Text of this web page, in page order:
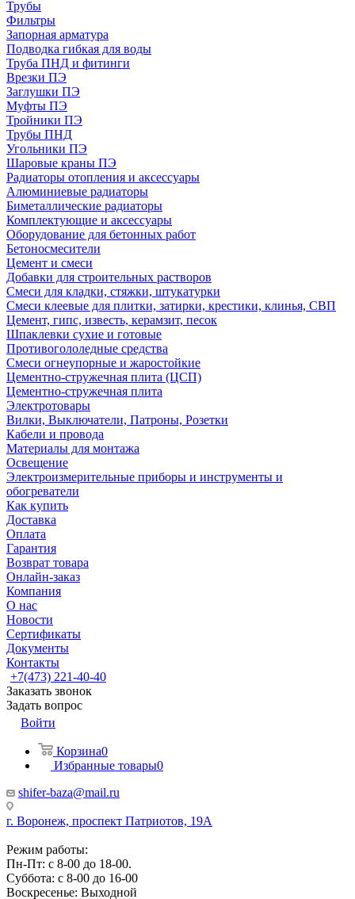
Трубы
Фильтры
Запорная арматура
Подводка гибкая для воды
Труба ПНД и фитинги
Врезки ПЭ
Заглушки ПЭ
Муфты ПЭ
Тройники ПЭ
Трубы ПНД
Угольники ПЭ
Шаровые краны ПЭ
Радиаторы отопления и аксессуары
Алюминиевые радиаторы
Биметаллические радиаторы
Комплектующие и аксессуары
Оборудование для бетонных работ
Бетоносмесители
Цемент и смеси
Добавки для строительных растворов
Смеси для кладки, стяжки, штукатурки
Смеси клеевые для плитки, затирки, крестики, клинья, СВП
Цемент, гипс, известь, керамзит, песок
Шпаклевки сухие и готовые
Противогололедные средства
Смеси огнеупорные и жаростойкие
Цементно-стружечная плита (ЦСП)
Цементно-стружечная плита
Электротовары
Вилки, Выключатели, Патроны, Розетки
Кабели и провода
Материалы для монтажа
Освещение
Электроизмерительные приборы и инструменты и
обогреватели
Как купить
Доставка
Оплата
Гарантия
Возврат товара
Онлайн-заказ
Компания
О нас
Новости
Сертификаты
Документы
Контакты
+7(473) 221-40-40
Заказать звонок
Задать вопрос
Войти
Корзина0
Избранные товары0
shifer-baza@mail.ru
г. Воронеж, проспект Патриотов, 19А
Режим работы:
Пн-Пт: с 8-00 до 18-00.
Суббота: с 8-00 до 16-00
Воскресенье: Выходной